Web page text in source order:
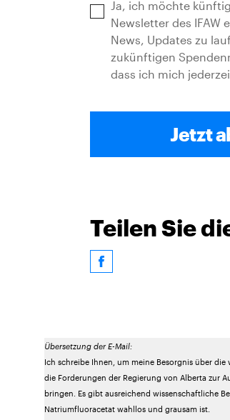
Ja, ich möchte
Newsletter des IFAW
News, Updates zu
zukünftigen
dass ich mich
Jetzt
Teilen Sie
Übersetzung der E-Mail:
Ich schreibe Ihnen, um meine Besorgnis über
die Forderungen der Regierung von Alberta zur
bringen. Es gibt ausreichend wissenschaftliche
Natriumfluoracetat wahllos und grausam ist.